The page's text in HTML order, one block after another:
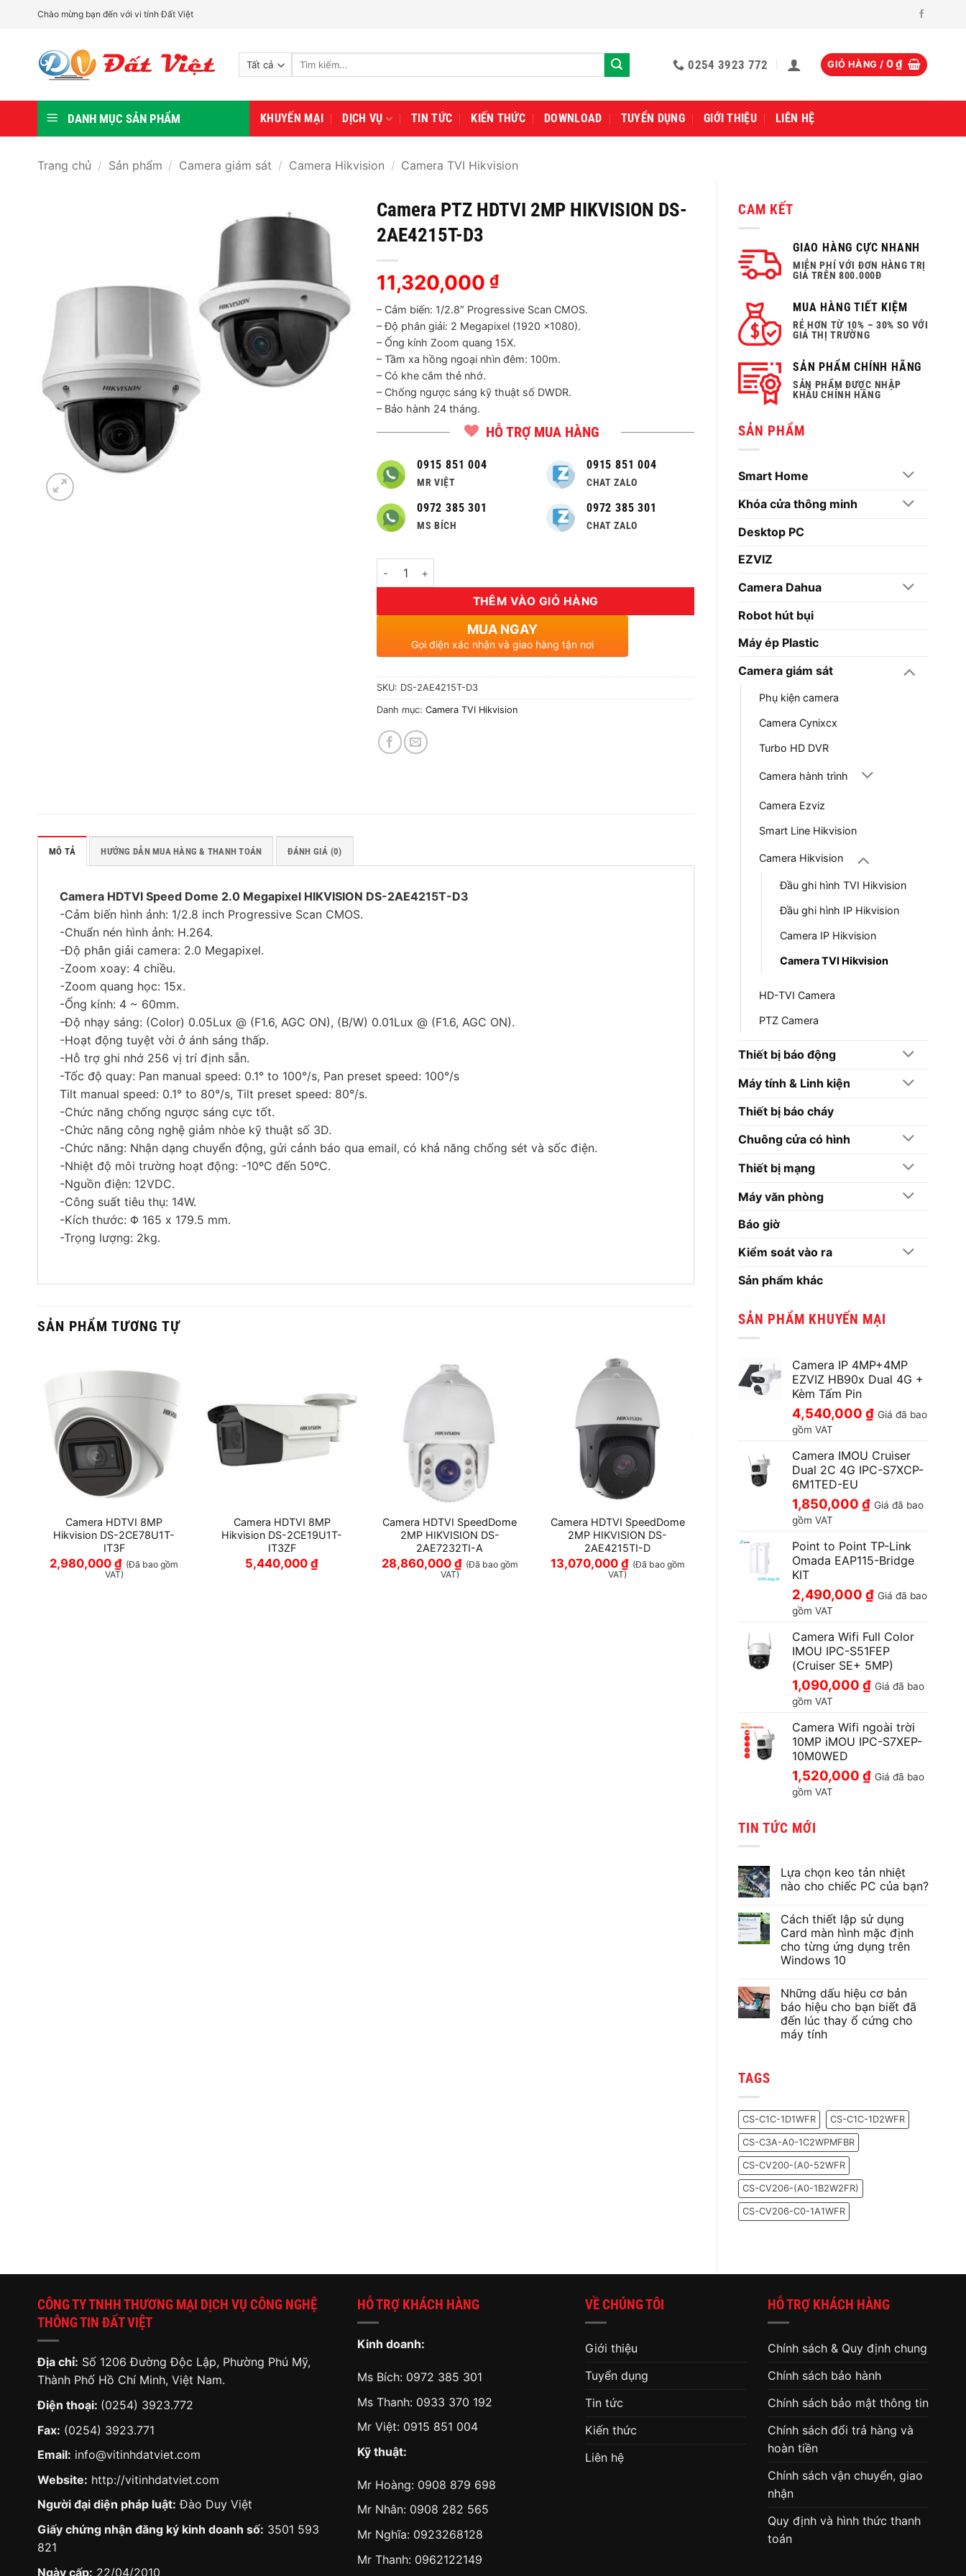
Chào mừng bạn đến với vi tính Đất Việt
Tìm
0254 3923 772 GIỎ HÀNG / 0₫
DANH MỤC SẢN PHẨM KHUYẾN MẠI DỊCH VỤ TIN TỨC KIẾN THỨC DOWNLOAD TUYỂN DỤNG GIỚI THIỆU LIÊN HỆ
Trang chủ / Sản phẩm / Camera giám sát / Camera Hikvision / Camera TVI Hikvision
CAM KẾT
GIAO HÀNG CỰC NHANH
MIỄN PHÍ VỚI ĐƠN HÀNG TRỊ
GIÁ TRÊN 800.000Đ
MUA HÀNG TIẾT KIỆM
RẺ HƠN TỪ 10% – 30% SO VỚI
GIÁ THỊ TRƯỜNG
SẢN PHẨM CHÍNH HÃNG
SẢN PHẨM ĐƯỢC NHẬP
KHẨU CHÍNH HÃNG
SẢN PHẨM
Smart Home
Khóa cửa thông minh
Desktop PC
EZVIZ
Camera Dahua
Robot hút bụi
Máy ép Plastic
Camera giám sát
Phụ kiện camera
Camera Cynixcx
Turbo HD DVR
Camera hành trình
Camera Ezviz
Smart Line Hikvision
Camera Hikvision
Đầu ghi hình TVI Hikvision
Đầu ghi hình IP Hikvision
Camera IP Hikvision
Camera TVI Hikvision
HD-TVI Camera
PTZ Camera
Thiết bị báo động
Máy tính & Linh kiện
Thiết bị báo cháy
Chuông cửa có hình
Thiết bị mạng
Máy văn phòng
Báo giờ
Kiểm soát vào ra
Sản phẩm khác
SẢN PHẨM KHUYẾN MẠI
Camera IP 4MP+4MP
EZVIZ HB90x Dual 4G +
Kèm Tấm Pin
4,540,000 ₫ Giá đã bao
gồm VAT
Camera IMOU Cruiser
Dual 2C 4G IPC-S7XCP-
6M1TED-EU
1,850,000 ₫ Giá đã bao
gồm VAT
Point to Point TP-Link
Omada EAP115-Bridge
KIT
2,490,000 ₫ Giá đã bao
gồm VAT
Camera Wifi Full Color
IMOU IPC-S51FEP
(Cruiser SE+ 5MP)
1,090,000 ₫ Giá đã bao
gồm VAT
Camera Wifi ngoài trời
10MP iMOU IPC-S7XEP-
10M0WED
1,520,000 ₫ Giá đã bao
gồm VAT
TIN TỨC MỚI
Lựa chọn keo tản nhiệt
nào cho chiếc PC của bạn?
bình
luận
ở
Lựa
chọn
keo
nào
cho
chiếc
PC
của
bạn?
Cách thiết lập sử dụng
Card màn hình mặc định
cho từng ứng dụng trên
Windows 10
bình
luận
ở
Cách
thiết
lập
cho
từng
ứng
dụng
trên
Windows
10
Những dấu hiệu cơ bản
báo hiệu cho bạn biết đã
đến lúc thay ổ cứng cho
máy tính
hiệu
cơ
bản
báo
hiệu
cho
bạn
biết
đã
đến
lúc
thay
TAGS
CS-C1C-1D1WFR CS-C1C-1D2WFR
CS-C3A-A0-1C2WPMFBR
CS-CV200-(A0-52WFR
CS-CV206-(A0-1B2W2FR)
CS-CV206-C0-1A1WFR
Camera PTZ HDTVI 2MP HIKVISION DS-
2AE4215T-D3
11,320,000 ₫
– Cảm biến: 1/2.8″ Progressive Scan CMOS.
– Độ phân giải: 2 Megapixel (1920 ×1080).
– Ống kính Zoom quang 15X.
– Tầm xa hồng ngoại nhìn đêm: 100m.
– Có khe cắm thẻ nhớ.
– Chống ngược sáng kỹ thuật số DWDR.
– Bảo hành 24 tháng.
HỖ TRỢ MUA HÀNG
0915 851 004
MR VIỆT
0972 385 301
MS BÍCH
0915 851 004
CHAT ZALO
0972 385 301
CHAT ZALO
Số lượng
THÊM VÀO GIỎ HÀNG
MUA NGAY
Gọi điện xác nhận và giao hàng tận nơi
SKU: DS-2AE4215T-D3
Danh mục: Camera TVI Hikvision
MÔ TẢ HƯỚNG DẪN MUA HÀNG & THANH TOÁN ĐÁNH GIÁ (0)
Camera HDTVI Speed Dome 2.0 Megapixel HIKVISION DS-2AE4215T-D3
-Cảm biến hình ảnh: 1/2.8 inch Progressive Scan CMOS.
-Chuẩn nén hình ảnh: H.264.
-Độ phân giải camera: 2.0 Megapixel.
-Zoom xoay: 4 chiều.
-Zoom quang học: 15x.
-Ống kính: 4 ~ 60mm.
-Độ nhạy sáng: (Color) 0.05Lux @ (F1.6, AGC ON), (B/W) 0.01Lux @ (F1.6, AGC ON).
-Hoạt động tuyệt vời ở ánh sáng thấp.
-Hỗ trợ ghi nhớ 256 vị trí định sẵn.
-Tốc độ quay: Pan manual speed: 0.1° to 100°/s, Pan preset speed: 100°/s
Tilt manual speed: 0.1° to 80°/s, Tilt preset speed: 80°/s.
-Chức năng chống ngược sáng cực tốt.
-Chức năng công nghệ giảm nhòe kỹ thuật số 3D.
-Chức năng: Nhận dạng chuyển động, gửi cảnh báo qua email, có khả năng chống sét và sốc điện.
-Nhiệt độ môi trường hoạt động: -10ºC đến 50ºC.
-Nguồn điện: 12VDC.
-Công suất tiêu thụ: 14W.
-Kích thước: Φ 165 x 179.5 mm.
-Trọng lượng: 2kg.
SẢN PHẨM TƯƠNG TỰ
Camera HDTVI 8MP
Hikvision DS-2CE78U1T-
IT3F
2,980,000₫ (Đã bao gồm
VAT)
Camera HDTVI 8MP
Hikvision DS-2CE19U1T-
IT3ZF
5,440,000₫
Camera HDTVI SpeedDome
2MP HIKVISION DS-
2AE7232TI-A
28,860,000 ₫ (Đã bao gồm
VAT)
Camera HDTVI SpeedDome
2MP HIKVISION DS-
2AE4215TI-D
13,070,000 ₫ (Đã bao gồm
VAT)
CÔNG TY TNHH THƯƠNG MẠI DỊCH VỤ CÔNG NGHỆ
THÔNG TIN ĐẤT VIỆT
Địa chỉ: Số 1206 Đường Độc Lập, Phường Phú Mỹ,
Thành Phố Hồ Chí Minh, Việt Nam.
Điện thoại: (0254) 3923.772
Fax: (0254) 3923.771
Email: info@vitinhdatviet.com
Website: http://vitinhdatviet.com
Người đại diện pháp luật: Đào Duy Việt
Giấy chứng nhận đăng ký kinh doanh số: 3501 593
821
Ngày cấp: 22/04/2010
HỖ TRỢ KHÁCH HÀNG
Kinh doanh:
Ms Bích: 0972 385 301
Ms Thanh: 0933 370 192
Mr Việt: 0915 851 004
Kỹ thuật:
Mr Hoàng: 0908 879 698
Mr Nhân: 0908 282 565
Mr Nghĩa: 0923268128
Mr Thanh: 0962122149
VỀ CHÚNG TÔI
Giới thiệu
Tuyển dụng
Tin tức
Kiến thức
Liên hệ
HỖ TRỢ KHÁCH HÀNG
Chính sách & Quy định chung
Chính sách bảo hành
Chính sách bảo mật thông tin
Chính sách đổi trả hàng và
hoàn tiền
Chính sách vận chuyển, giao
nhận
Quy định và hình thức thanh
toán